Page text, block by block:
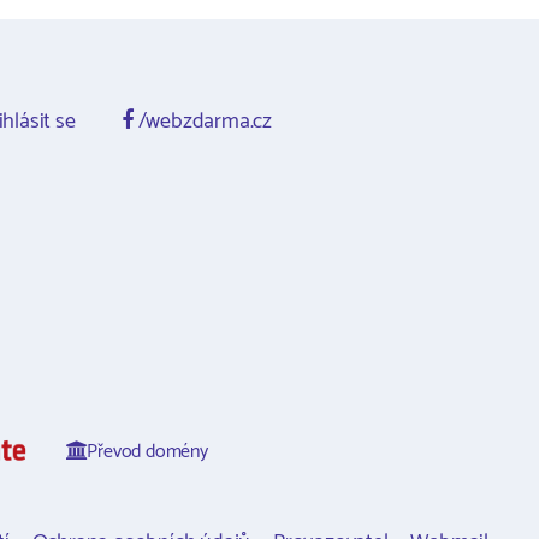
se /webzdarma.cz
Převod domény